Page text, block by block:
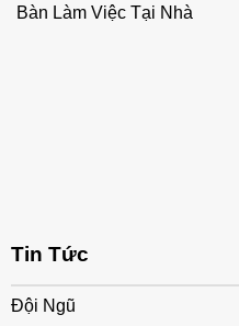
Bàn Làm Việc Tại Nhà
Tin Tức
Đội Ngũ